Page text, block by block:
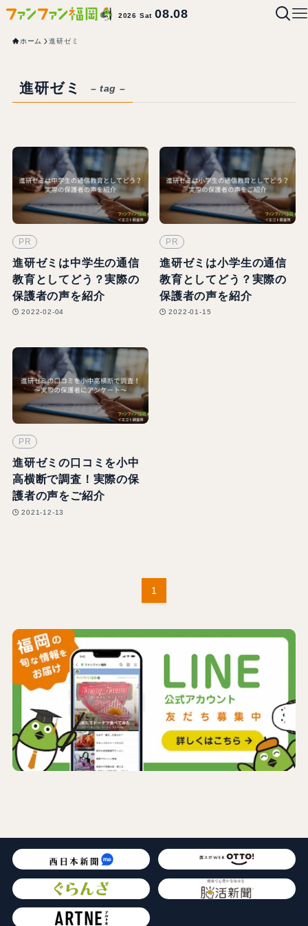
2026 Sat08.08
ホーム 進研ゼミ
進研ゼミ – tag –
PR
進研ゼミは中学生の通信
教育としてどう？実際の
保護者の声を紹介
2022-02-04
PR
進研ゼミは小学生の通信
教育としてどう？実際の
保護者の声を紹介
2022-01-15
PR
進研ゼミの口コミを小中
高横断で調査！実際の保
護者の声をご紹介
2021-12-13
1